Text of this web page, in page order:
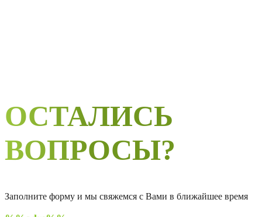
ОСТАЛИСЬ
ВОПРОСЫ?
Заполните форму и мы свяжемся с Вами в ближайшее время